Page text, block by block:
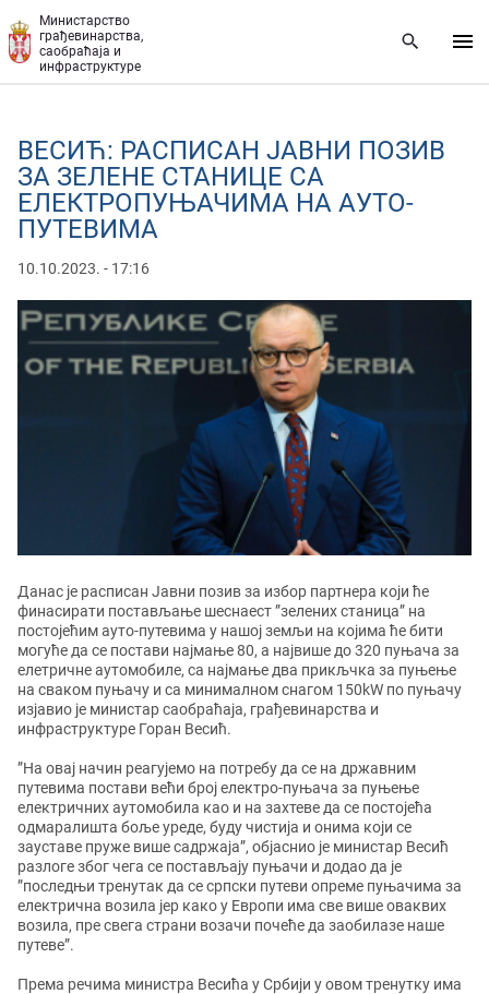
Министарство
грађевинарства,
саобраћаја и
инфраструктуре
ВЕСИЋ: РАСПИСАН ЈАВНИ ПОЗИВ
ЗА ЗЕЛЕНЕ СТАНИЦЕ СА
ЕЛЕКТРОПУЊАЧИМА НА АУТО-
ПУТЕВИМА
10.10.2023. - 17:16
Данас је расписан Јавни позив за избор партнера који ће
финасирати постављање шеснаест ”зелених станица” на
постојећим ауто-путевима у нашој земљи на којима ће бити
могуће да се постави најмање 80, а највише до 320 пуњача за
елетричне аутомобиле, са најмање два прикљчка за пуњење
на сваком пуњачу и са минималном снагом 150kW по пуњачу
изјавио је министар саобраћаја, грађевинарства и
инфраструктуре Горан Весић.
”На овај начин реагујемо на потребу да се на државним
путевима постави већи број електро-пуњача за пуњење
електричних аутомобила као и на захтеве да се постојећа
одмаралишта боље уреде, буду чистија и онима који се
зауставе пруже више садржаја”, објаснио је министар Весић
разлоге због чега се постављају пуњачи и додао да је
”последњи тренутак да се српски путеви опреме пуњачима за
електрична возила јер како у Европи има све више оваквих
возила, пре свега страни возачи почеће да заобилазе наше
путеве”.
Према речима министра Весића у Србији у овом тренутку има